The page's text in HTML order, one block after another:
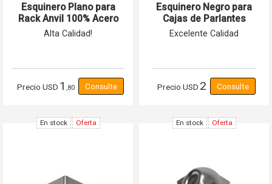
Esquinero Plano para
Rack Anvil 100% Acero
Reforzado
Alta Calidad!
Precio USD 1 ,80
Esquinero Negro para
Cajas de Parlantes
Calidad A
Excelente Calidad
Precio USD 2
En stock Oferta En stock Oferta